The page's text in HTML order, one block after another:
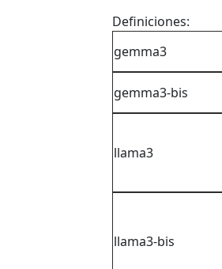
Definiciones:
gemma3
gemma3-bis
llama3
llama3-bis